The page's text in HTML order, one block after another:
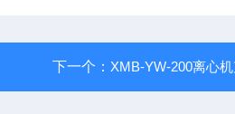
下一个： XMB-YW-200离心